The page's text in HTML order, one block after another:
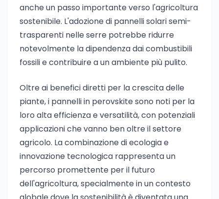
anche un passo importante verso l'agricoltura
sostenibile. L'adozione di pannelli solari semi-
trasparenti nelle serre potrebbe ridurre
notevolmente la dipendenza dai combustibili
fossili e contribuire a un ambiente più pulito.
Oltre ai benefici diretti per la crescita delle
piante, i pannelli in perovskite sono noti per la
loro alta efficienza e versatilità, con potenziali
applicazioni che vanno ben oltre il settore
agricolo. La combinazione di ecologia e
innovazione tecnologica rappresenta un
percorso promettente per il futuro
dell'agricoltura, specialmente in un contesto